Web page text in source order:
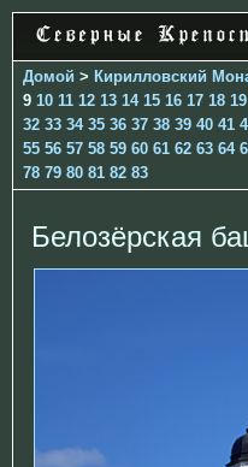
Домой > Кирилловский
9 10 11 12 13 14 15 16 17 18 19
32 33 34 35 36 37 38 39 40 41
55 56 57 58 59 60 61 62 63 64
78 79 80 81 82 83
Белозёрская